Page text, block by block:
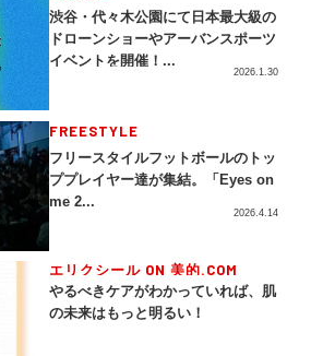
渋谷・代々木公園にて日本最大級の
ドローンショーやアーバンスポーツ
イベントを開催！...
2026.1.30
FREESTYLE
フリースタイルフットボールのトッ
ププレイヤー達が集結。「Eyes on
me 2...
2026.4.14
エリクシール ON 美的.COM
やるべきケアがわかっていれば、肌
の未来はもっと明るい！